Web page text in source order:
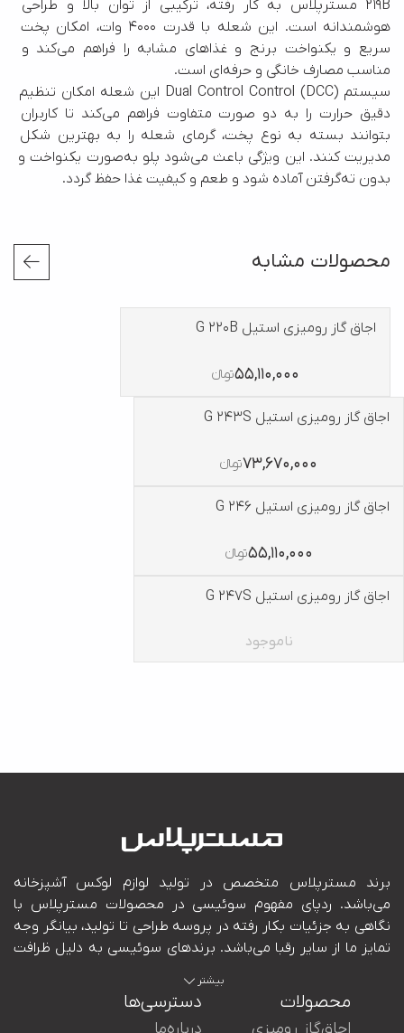
219B مسترپلاس به کار رفته، ترکیبی از توان بالا و طراحی
هوشمندانه است. این شعله با قدرت ۴۰۰۰ وات، امکان پخت
سریع و یکنواخت برنج و غذاهای مشابه را فراهم می‌کند و
سیستم Dual Control Control (DCC) این شعله امکان تنظیم
دقیق حرارت را به دو صورت متفاوت فراهم می‌کند تا کاربران
بتوانند بسته به نوع پخت، گرمای شعله را به بهترین شکل
مدیریت کنند. این ویژگی باعث می‌شود پلو به‌صورت یکنواخت و
بدون ته‌گرفتن آماده شود و طعم و کیفیت غذا حفظ گردد.
محصولات مشابه
اجاق گاز رومیزی استیل G 220B
55,110,000تومانءءء
اجاق گاز رومیزی استیل G 243S
73,670,000تومانءءء
اجاق گاز رومیزی استیل G 246
55,110,000تومانءءء
اجاق گاز رومیزی استیل G 247S
ناموجود
بیشتر
محصولات دسترسی‌ها